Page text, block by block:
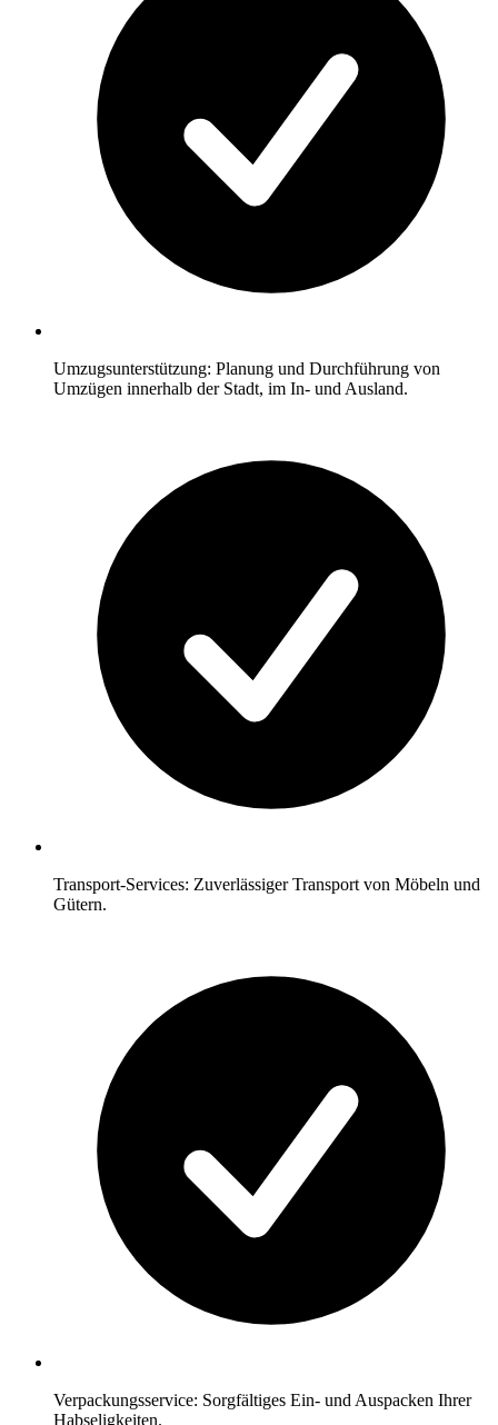
Umzugsunterstützung: Planung und Durchführung von
Umzügen innerhalb der Stadt, im In- und Ausland.
Transport-Services: Zuverlässiger Transport von Möbeln und
Gütern.
Verpackungsservice: Sorgfältiges Ein- und Auspacken Ihrer
Habseligkeiten.